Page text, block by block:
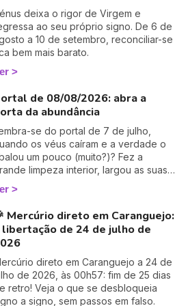
deixa o rigor de Virgem e
ao seu próprio signo. De 6 de
a 10 de setembro, reconciliar-se
bem mais barato.
de 08/08/2026: abra a
da abundância
se do portal de 7 de julho,
os véus caíram e a verdade o
um pouco (muito?)? Fez a
limpeza interior, largou as suas
alguma coisa, não é? 😊 É
aqui que entra o portal
de 08/08/2026. Depois da
sagrada do 7.7 chega o
da colheita. Este portal não
ruge. Fala de abundância, de
e de manifestação. Deixe-me
lo pela mão para atravessar esta
dourada e colher finalmente o que
Mercúrio direto em Caranguejo:
libertação de 24 de julho de
direto em Caranguejo a 24 de
de 2026, às 00h57: fim de 25 dias
retro! Veja o que se desbloqueia
a signo, sem passos em falso.